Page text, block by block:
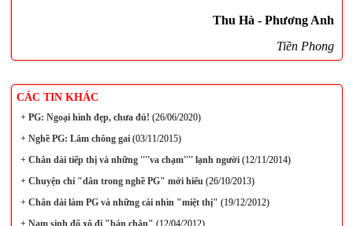
Thu Hà - Phương Anh
Tiền Phong
CÁC TIN KHÁC
+PG: Ngoại hình đẹp, chưa đủ! (26/06/2020)
+Nghề PG: Lắm chông gai(03/11/2015)
+Chân dài tiếp thị và những ''''va chạm'''' lạnh người(12/11/2014)
+Chuyện chỉ "dân trong nghề PG" mới hiểu(26/10/2013)
+Chân dài làm PG và những cái nhìn "miệt thị" (19/12/2012)
+Nam sinh đổ xô đi "bán chân" (12/04/2012)